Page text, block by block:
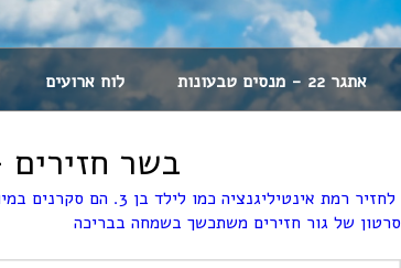
אתגר 22 - מנסים טבעונות לוח ארועים
בשר
לחזיר רמת אינטיליגנציה כמו לילד בן 3. הם סקרנים במיוחד, אינטליגנטים ומאוד חברותיים
סרטון של גור חזירים משתכשך בשמחה בבריכה